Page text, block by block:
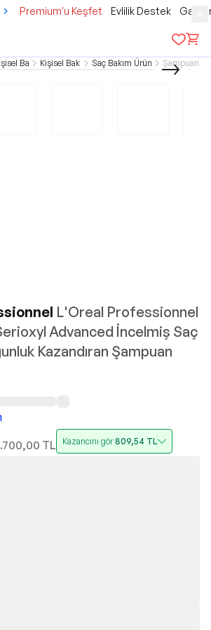
Premium'u Keşfet Evlilik Destek
BakımKişisel Bakım Saç Bakım ÜrünleriŞampuanlar
L'Oreal Professionnel
Advanced İncelmiş Saç
Kazandıran Şampuan
TL Kazancını gör809,54 TL